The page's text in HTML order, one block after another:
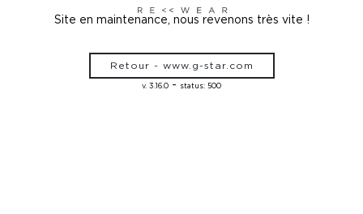
Site en maintenance, nous revenons très vite !
Retour - www.g-star.com
v. 3.16.0 - status: 500